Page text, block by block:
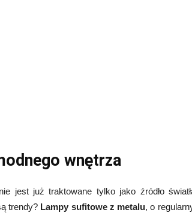
wnętrza
jest już traktowane tylko jako źródło
trendy? Lampy sufitowe z metalu, o